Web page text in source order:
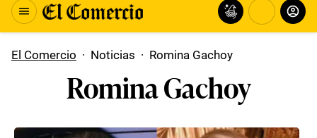
El Comercio · Noticias · Romina Gachoy
Romina Gachoy